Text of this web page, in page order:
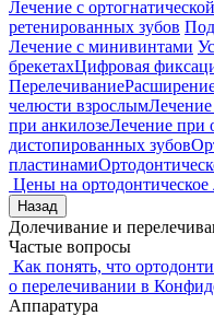
Лечение с
ретенированных зубов
Лечение с минивинтами
брекетахЦифровая
Перелечивание
челюсти взрослым
при анкилозеЛечение при
дистопированных зубов
пластинами
Цены на ортодонтическое
Назад
Долечивание и
Частые вопросы
Как понять, что
о перелечивании в
Аппаратура